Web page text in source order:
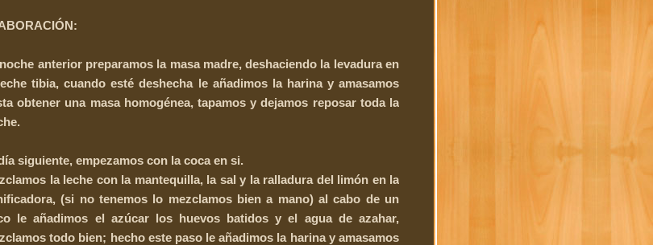
anterior preparamos la masa madre, deshaciendo la levadura en
tibia, cuando esté deshecha le añadimos la harina y amasamos
obtener una masa homogénea, tapamos y dejamos reposar toda la
siguiente, empezamos con la coca en si.
la leche con la mantequilla, la sal y la ralladura del limón en la
(si no tenemos lo mezclamos bien a mano) al cabo de un
le añadimos el azúcar los huevos batidos y el agua de azahar,
todo bien; hecho este paso le añadimos la harina y amasamos